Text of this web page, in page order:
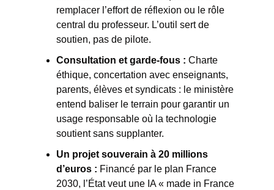
remplacer l’effort de réflexion ou le rôle
central du professeur. L’outil sert de
soutien, pas de pilote.
Consultation et garde-fous : Charte
éthique, concertation avec enseignants,
parents, élèves et syndicats : le ministère
entend baliser le terrain pour garantir un
usage responsable où la technologie
soutient sans supplanter.
Un projet souverain à 20 millions
d’euros : Financé par le plan France
2030, l’État veut une IA « made in France